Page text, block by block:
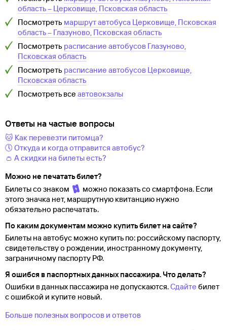
область– Церковище, Псковская область
Посмотреть маршрут автобуса Церковище, Псковская
область– Глазуново, Псковская область
Посмотреть расписание автобусов Глазуново,
Псковская область
Посмотреть расписание автобусов Церковище,
Псковская область
Посмотреть все автовокзалы
Ответы на частые вопросы
🐱 Как перевезти питомца?
🕔 Откуда и когда отправится автобус?
👛 А скидки на билеты есть?
Можно не печатать билет?
Билеты со знаком
можно показать со смартфона. Если
этого значка нет, маршрутную квитанцию нужно
обязательно распечатать.
По каким документам можно купить билет на сайте?
Билеты на автобус можно купить по: российскому паспорту,
свидетельству о рождении, иностранному документу,
заграничному паспорту РФ.
Я ошибся в паспортных данных пассажира. Что делать?
Ошибки в данных пассажира не допускаются.Сдайте билет
с ошибкой и купите новый.
Больше полезных вопросов и ответов